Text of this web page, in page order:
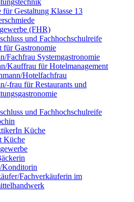
für Gestaltung Klasse 13
(FHR)
und Fachhochschulreife
für Gastronomie
Fachfrau Systemgastronomie
Kauffrau für Hotelmanagement
Hotelfachfrau
frau für Restaurants und
und Fachhochschulreife
Küche
Küche
Fachverkäuferin im